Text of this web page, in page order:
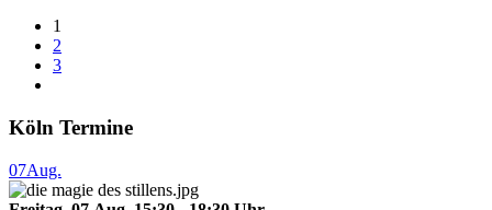
1
2
3
Köln Termine
07Aug.